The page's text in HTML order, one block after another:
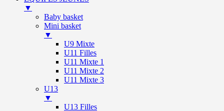
▼
Baby basket
Mini basket
▼
U9 Mixte
U11 Filles
U11 Mixte 1
U11 Mixte 2
U11 Mixte 3
U13
▼
U13 Filles